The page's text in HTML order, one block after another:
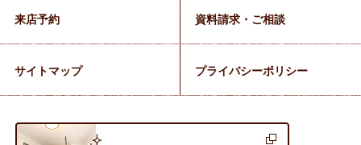
来店予約 資料請求・ご相談
サイトマップ プライバシーポリシー